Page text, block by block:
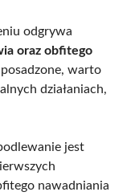
odgrywa
oraz obfitego
warto
działaniach,
jest
nawadniania